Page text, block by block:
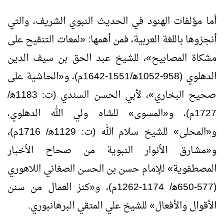
أما مؤلفات الهنود في الحديث النبوي الشريف، والتي
أنجزوها باللغة العربية، فمن أهمها: «لمعات التنقيح على
مشكاة المصابيح»، للشيخ عبد الحق بن سيف الدين
الدهلوي (958-1052ﻫ/1551-1642م)، و«الحاشية على
صحيح البخاري»، لأبي الحسن السندي (ت: 1183ﻫ/
1727م)، و«المسوى» للشاه ولي الله الدهلوي،
و«المحلى» للشيخ سلام الله (ت: 1129ﻫ/ 1716م)،
و«مشارق الأنوار النبوية من صحاح الأخبار
المصطفوية» للإمام حسن بن الحسن الصغاني اللاهوري
(577-650ﻫ/ 1174-1262م)، و«كنز العمال من سنن
الأقوال والأفعال» للشيخ علي المتقي البرهانبوري.